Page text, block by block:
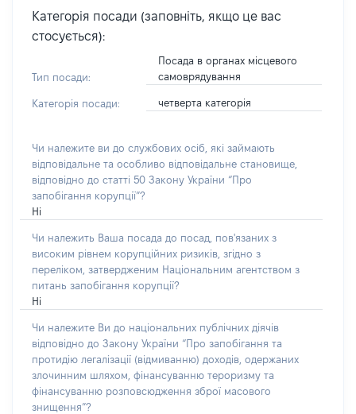
Категорія посади (заповніть, якщо це вас
стосується):
Тип посади:
Посада в органах місцевого
самоврядування
Категорія посади: четверта категорія
Чи належите ви до службових осіб, які займають
відповідальне та особливо відповідальне становище,
відповідно до статті 50 Закону України “Про
запобігання корупції”?
Ні
Чи належить Ваша посада до посад, пов'язаних з
високим рівнем корупційних ризиків, згідно з
переліком, затвердженим Національним агентством з
питань запобігання корупції?
Ні
Чи належите Ви до національних публічних діячів
відповідно до Закону України “Про запобігання та
протидію легалізації (відмиванню) доходів, одержаних
злочинним шляхом, фінансуванню тероризму та
фінансуванню розповсюдження зброї масового
знищення”?